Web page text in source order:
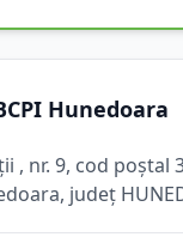
Hunedoara
, nr. 9, cod poștal
, județ